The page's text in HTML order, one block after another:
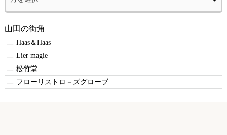
ー
イ
山田の街角
Haas＆Haas
Lier magie
松竹堂
フローリストロ－ズグローブ